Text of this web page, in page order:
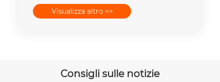
velocitàVisualizza altro >>
Consigli sulle notizie